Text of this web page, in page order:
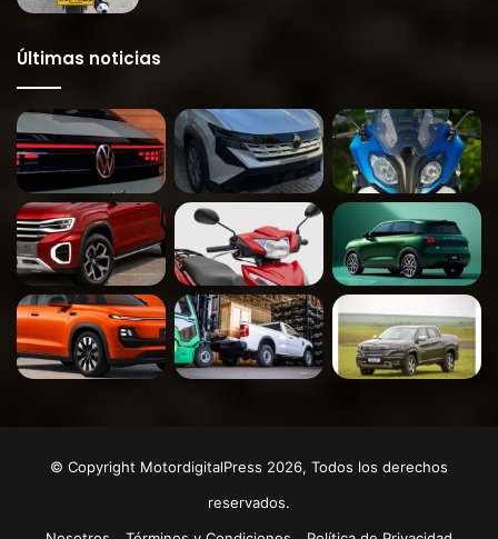
Últimas noticias
© Copyright MotordigitalPress 2026, Todos los derechos
reservados.